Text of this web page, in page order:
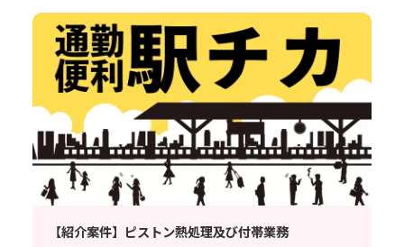
【紹介案件】ピストン熱処理及び付帯業務